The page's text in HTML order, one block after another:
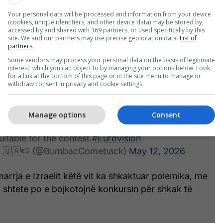
Izraelin me këngën “Michelle”, të interpretuar në
dhe anglisht, ndërsa pas përfundimit të
u fokusua te mbështetësit izraelitë në publik.
3 minutes that was for Eurovision.
I heard people shouting "Palestine". And the
pictures they showed were Israeli fans
dare to show other ones).
for the contest.#Eurovision
(@BumbacComeback) May 12, 2026
e Izraelit këtë vit ka shkaktuar polemika, me
shtete po e bojkotojnë konkursin për shkak të
Your personal data will be processed and information from your device
(cookies, unique identifiers, and other device data) may be stored by,
accessed by and shared with 369 partners, or used specifically by this
site. We and our partners may use precise geolocation data. List of
partners.
Some vendors may process your personal data on the basis of legitimate
interest, which you can object to by managing your options below. Look
for a link at the bottom of this page or in the site menu to manage or
withdraw consent in privacy and cookie settings.
Consent
Manage options